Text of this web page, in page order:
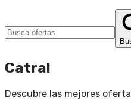
Catral
Descubre las mejores